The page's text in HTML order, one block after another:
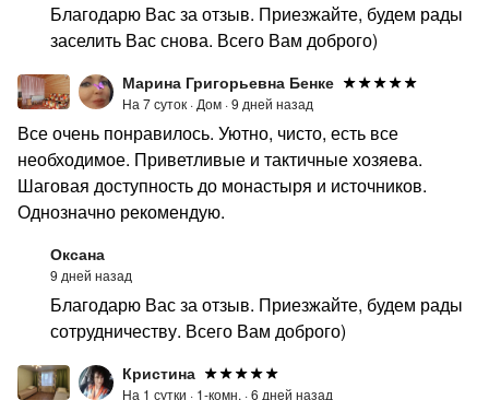
Благодарю Вас за отзыв. Приезжайте, будем рады
заселить Вас снова. Всего Вам доброго)
Марина Григорьевна Бенке
На 7 суток · Дом ·9 дней назад
Все очень понравилось. Уютно, чисто, есть все
необходимое. Приветливые и тактичные хозяева.
Шаговая доступность до монастыря и источников.
Однозначно рекомендую.
Оксана
9 дней назад
Благодарю Вас за отзыв. Приезжайте, будем рады
сотрудничеству. Всего Вам доброго)
Кристина
На 1 сутки · 1-комн. ·6 дней назад